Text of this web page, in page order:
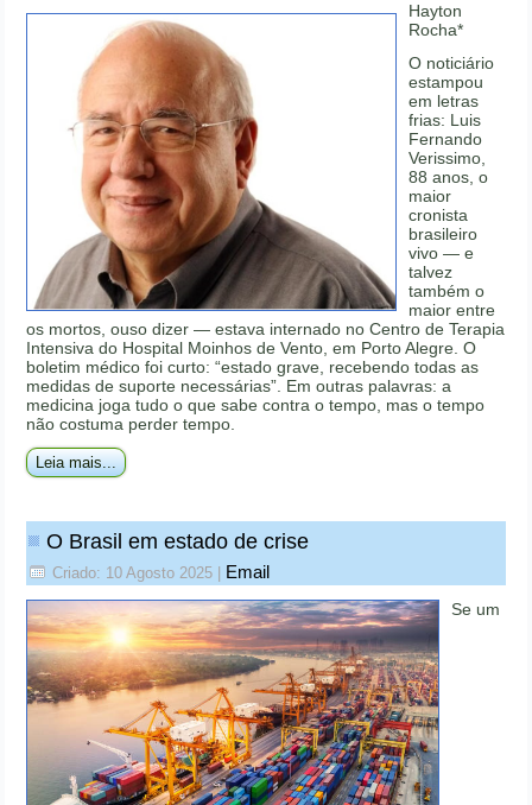
Hayton
Rocha*
O noticiário
estampou
em letras
frias: Luis
Fernando
Verissimo,
88 anos, o
maior
cronista
brasileiro
vivo — e
talvez
também o
maior entre
os mortos, ouso dizer — estava internado no Centro de Terapia
Intensiva do Hospital Moinhos de Vento, em Porto Alegre. O
boletim médico foi curto: “estado grave, recebendo todas as
medidas de suporte necessárias”. Em outras palavras: a
medicina joga tudo o que sabe contra o tempo, mas o tempo
não costuma perder tempo.
Leia mais...
O Brasil em estado de crise
Criado: 10 Agosto 2025 Email
Se um